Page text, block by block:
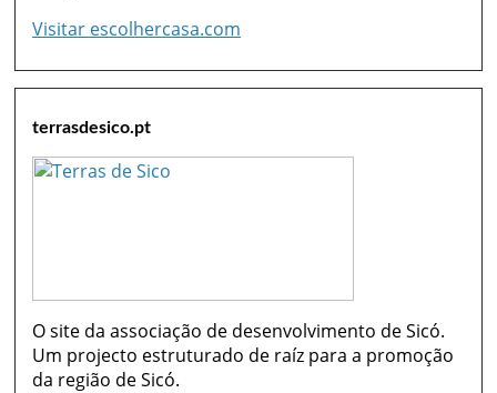
Visitar escolhercasa.com
terrasdesico.pt
O site da associação de desenvolvimento de Sicó.
Um projecto estruturado de raíz para a promoção
da região de Sicó.